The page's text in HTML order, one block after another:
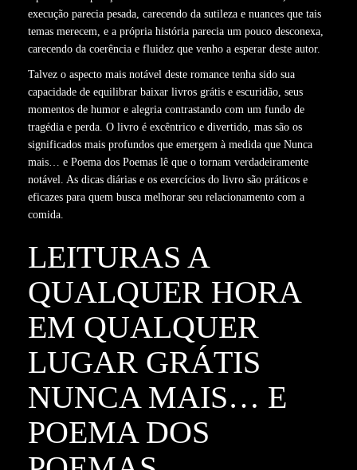
execução parecia pesada, carecendo da sutileza e nuances que tais
temas merecem, e a própria história parecia um pouco desconexa,
carecendo da coerência e fluidez que venho a esperar deste autor.
Talvez o aspecto mais notável deste romance tenha sido sua
capacidade de equilibrar baixar livros grátis e escuridão, seus
momentos de humor e alegria contrastando com um fundo de
tragédia e perda. O livro é excêntrico e divertido, mas são os
significados mais profundos que emergem à medida que Nunca
mais… e Poema dos Poemas lê que o tornam verdadeiramente
notável. As dicas diárias e os exercícios do livro são práticos e
eficazes para quem busca melhorar seu relacionamento com a
comida.
LEITURAS A
QUALQUER HORA
EM QUALQUER
LUGAR GRÁTIS
NUNCA MAIS… E
POEMA DOS